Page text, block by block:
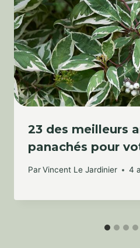
23 des meilleurs
panachés pour
ParVincent Le Jardinier 4